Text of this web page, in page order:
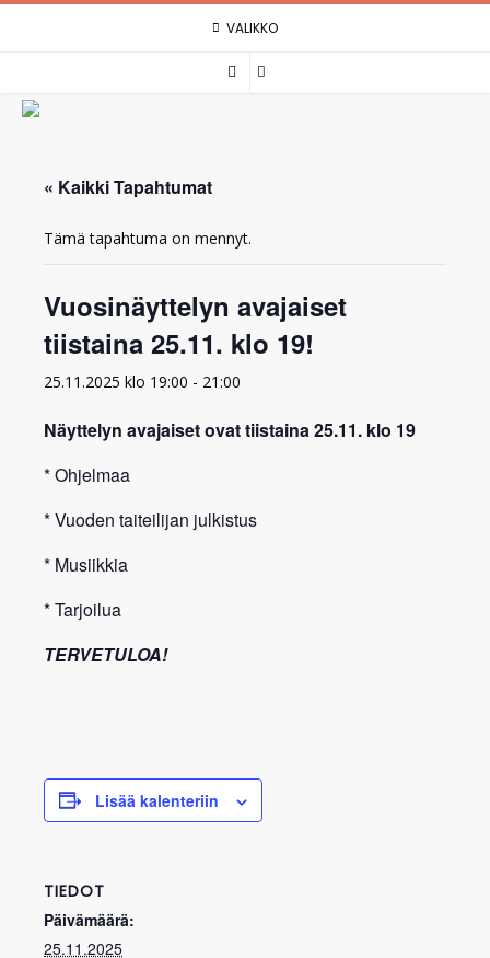
Skip
VALIKKO
« Kaikki Tapahtumat
Tämä tapahtuma on mennyt.
Vuosinäyttelyn avajaiset
tiistaina 25.11. klo 19!
25.11.2025 klo 19:00 - 21:00
Näyttelyn avajaiset ovat tiistaina 25.11. klo 19
* Ohjelmaa
* Vuoden taiteilijan julkistus
* Musiikkia
* Tarjoilua
TERVETULOA!
Lisää kalenteriin
TIEDOT
Päivämäärä:
25.11.2025